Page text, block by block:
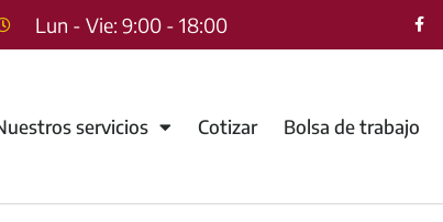
Lun - Vie: 9:00 - 18:00
servicios Cotizar Bolsa de trabajo